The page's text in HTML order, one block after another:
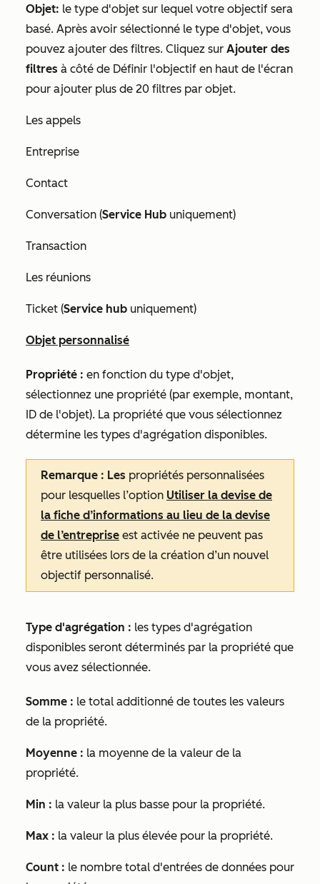
Objet: le type d'objet sur lequel votre objectif sera
basé. Après avoir sélectionné le type d'objet, vous
pouvez ajouter des filtres. Cliquez sur Ajouter des
filtres à côté de Définir l'objectif en haut de l'écran
pour ajouter plus de 20 filtres par objet.
Les appels
Entreprise
Contact
Conversation (Service Hub uniquement)
Transaction
Les réunions
Ticket (Service hub uniquement)
Objet personnalisé
Propriété : en fonction du type d'objet,
sélectionnez une propriété (par exemple, montant,
ID de l'objet). La propriété que vous sélectionnez
détermine les types d'agrégation disponibles.
Remarque : Les propriétés personnalisées
pour lesquelles l’option Utiliser la devise de
la fiche d’informations au lieu de la devise
de l’entreprise est activée ne peuvent pas
être utilisées lors de la création d’un nouvel
objectif personnalisé.
Type d'agrégation : les types d'agrégation
disponibles seront déterminés par la propriété que
vous avez sélectionnée.
Somme : le total additionné de toutes les valeurs
de la propriété.
Moyenne : la moyenne de la valeur de la
propriété.
Min : la valeur la plus basse pour la propriété.
Max : la valeur la plus élevée pour la propriété.
Count : le nombre total d'entrées de données pour